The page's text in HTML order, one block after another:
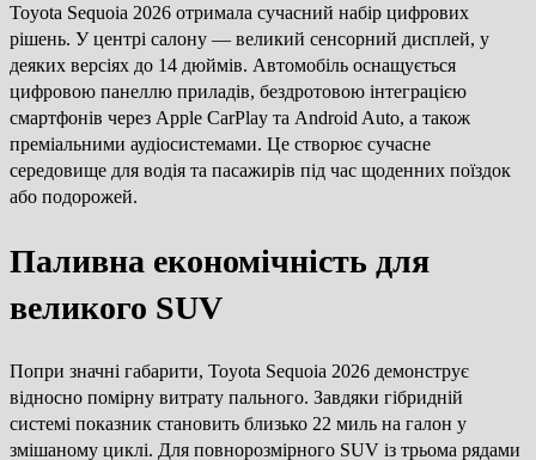
Toyota Sequoia 2026 отримала сучасний набір цифрових
рішень. У центрі салону — великий сенсорний дисплей, у
деяких версіях до 14 дюймів. Автомобіль оснащується
цифровою панеллю приладів, бездротовою інтеграцією
смартфонів через Apple CarPlay та Android Auto, а також
преміальними аудіосистемами. Це створює сучасне
середовище для водія та пасажирів під час щоденних поїздок
або подорожей.
Паливна економічність для
великого SUV
Попри значні габарити, Toyota Sequoia 2026 демонструє
відносно помірну витрату пального. Завдяки гібридній
системі показник становить близько 22 миль на галон у
змішаному циклі. Для повнорозмірного SUV із трьома рядами